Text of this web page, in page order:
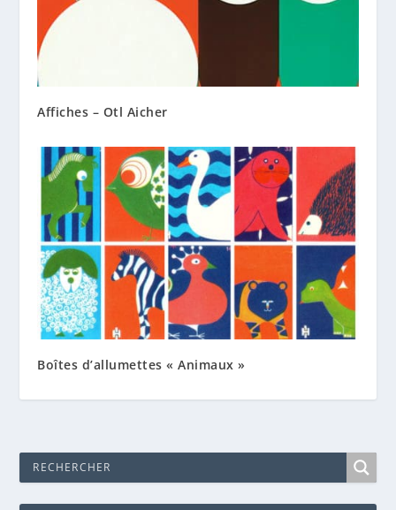
Affiches – Otl Aicher
Boîtes d’allumettes « Animaux »